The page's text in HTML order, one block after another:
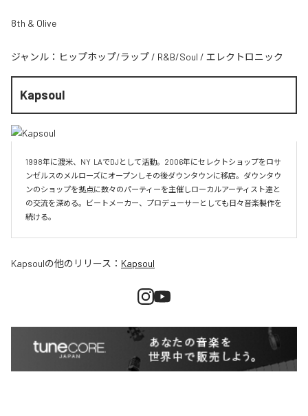
8th & Olive
ジャンル： ヒップホップ/ラップ / R&B/Soul / エレクトロニック
Kapsoul
1998年に渡米、NY  LAでDJとして活動。2006年にセレクトショップをロサ
ンゼルスのメルローズにオープンしその後ダウンタウンに移店。ダウンタウ
ンのショップを拠点に数々のパーティーを主催しローカルアーティスト達と
の交流を深める。ビートメーカー、プロデューサーとしても日々音楽製作を
続ける。
Kapsoulの他のリリース： Kapsoul